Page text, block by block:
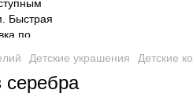
Детские украшения Детские
серебра